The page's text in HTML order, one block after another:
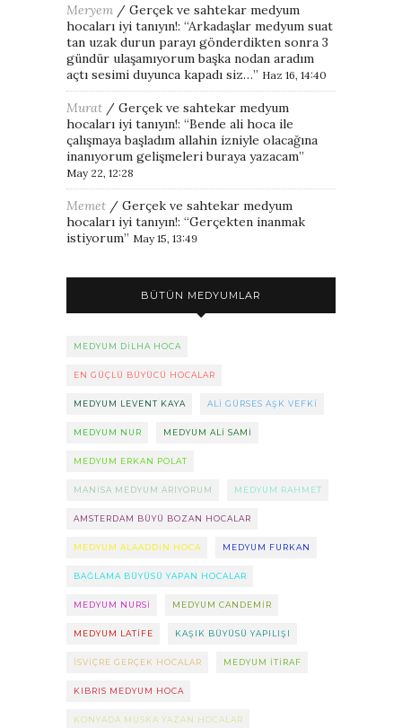
Meryem / Gerçek ve sahtekar medyum
hocaları iyi tanıyın!: “Arkadaşlar medyum suat
tan uzak durun parayı gönderdikten sonra 3
gündür ulaşamıyorum başka nodan aradım
açtı sesimi duyunca kapadı siz…” Haz 16, 14:40
Murat / Gerçek ve sahtekar medyum
hocaları iyi tanıyın!: “Bende ali hoca ile
çalışmaya başladım allahin izniyle olacağına
inanıyorum gelişmeleri buraya yazacam”
May 22, 12:28
Memet / Gerçek ve sahtekar medyum
hocaları iyi tanıyın!: “Gerçekten inanmak
istiyorum” May 15, 13:49
BÜTÜN MEDYUMLAR
MEDYUM DILHA HOCA
EN GÜÇLÜ BÜYÜCÜ HOCALAR
MEDYUM LEVENT KAYA ALI GÜRSES AŞK VEFKI
MEDYUM NUR MEDYUM ALI SAMI
MEDYUM ERKAN POLAT
MANISA MEDYUM ARIYORUM MEDYUM RAHMET
AMSTERDAM BÜYÜ BOZAN HOCALAR
MEDYUM ALAADDIN HOCA MEDYUM FURKAN
BAĞLAMA BÜYÜSÜ YAPAN HOCALAR
MEDYUM NURSI MEDYUM CANDEMIR
MEDYUM LATIFE KAŞIK BÜYÜSÜ YAPILIŞI
ISVIÇRE GERÇEK HOCALAR MEDYUM ITIRAF
KIBRIS MEDYUM HOCA
KONYADA MUSKA YAZAN HOCALAR